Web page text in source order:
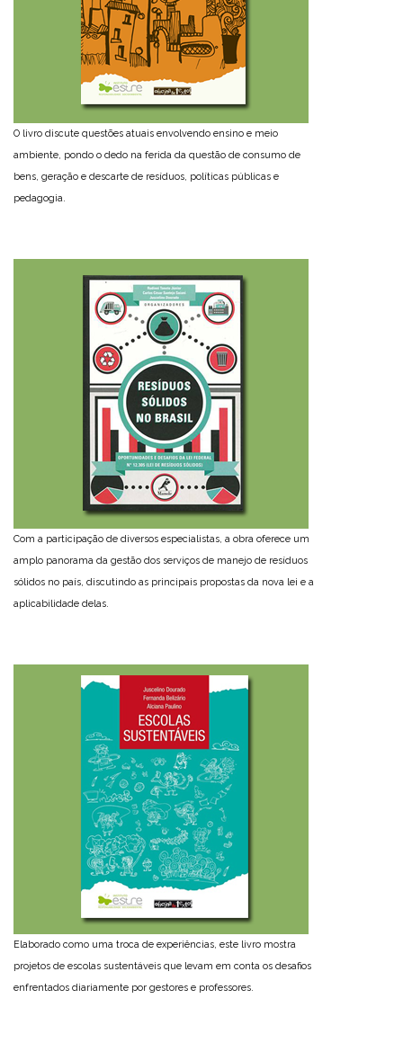
O livro discute questões atuais envolvendo ensino e meio
ambiente, pondo o dedo na ferida da questão de consumo de
bens, geração e descarte de resíduos, políticas públicas e
pedagogia.
Com a participação de diversos especialistas, a obra oferece um
amplo panorama da gestão dos serviços de manejo de resíduos
sólidos no país, discutindo as principais propostas da nova lei e a
aplicabilidade delas.
Elaborado como uma troca de experiências, este livro mostra
projetos de escolas sustentáveis que levam em conta os desafios
enfrentados diariamente por gestores e professores.